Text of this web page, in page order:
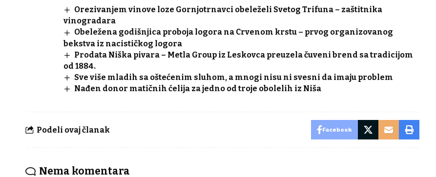
Orezivanjem vinove loze Gornjotrnavci obeleželi Svetog Trifuna – zaštitnika
vinogradara
Obeležena godišnjica proboja logora na Crvenom krstu – prvog organizovanog
bekstva iz nacističkog logora
Prodata Niška pivara – Metla Group iz Leskovca preuzela čuveni brend sa tradicijom
od 1884.
Sve više mladih sa oštećenim sluhom, a mnogi nisu ni svesni da imaju problem
Nađen donor matičnih ćelija za jedno od troje obolelih iz Niša
Podeli ovaj članak Facebook
Nema komentara